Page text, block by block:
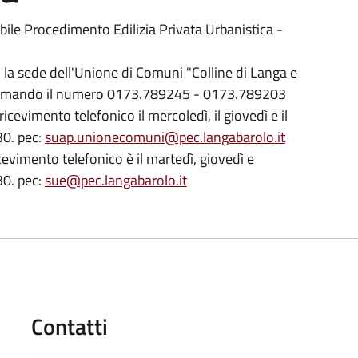
Procedimento Edilizia Privata Urbanistica -
sede dell'Unione di Comuni "Colline di Langa e
il numero 0173.789245 - 0173.789203
telefonico il mercoledì, il giovedì e il
pec:suap.unionecomuni@pec.langabarolo.it
telefonico è il martedì, giovedì e
pec:sue@pec.langabarolo.it
Contatti